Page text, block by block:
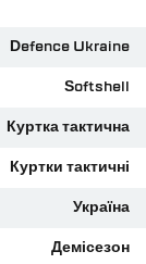
А капюшон —
щоб не
необхідне.
все
замість сиру
Defence Ukraine
Softshell
Куртка тактична
Куртки тактичні
Україна
Демісезон